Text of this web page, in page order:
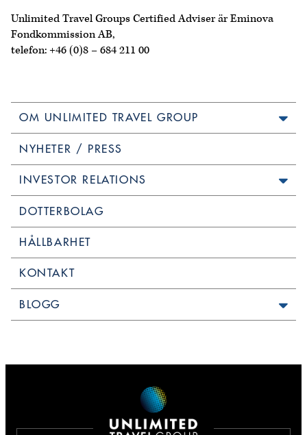
Unlimited Travel Groups Certified Adviser är Eminova
Fondkommission AB,
telefon: +46 (0)8 – 684 211 00
OM UNLIMITED TRAVEL GROUP
NYHETER / PRESS
INVESTOR RELATIONS
DOTTERBOLAG
HÅLLBARHET
KONTAKT
BLOGG